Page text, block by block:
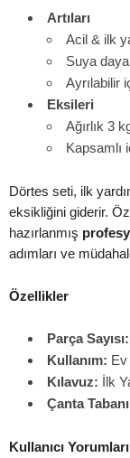
Artıları
Acil & ilk
Suya
Ayrılabilir
Eksileri
Ağırlık 3
Kapsamlı
Dörtes seti, ilk
eksikliğini giderir.
hazırlanmış
adımları ve
Özellikler
Parça Sayısı:
Kullanım: Ev
Kılavuz: İlk
Çanta
Kullanıcı